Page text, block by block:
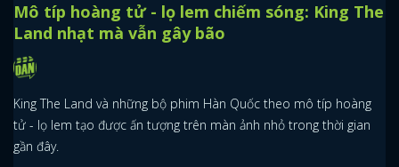
Mô típ hoàng tử - lọ lem chiếm sóng: King The
Land nhạt mà vẫn gây bão
King The Land và những bộ phim Hàn Quốc theo mô típ hoàng
tử - lọ lem tạo được ấn tượng trên màn ảnh nhỏ trong thời gian
gần đây.